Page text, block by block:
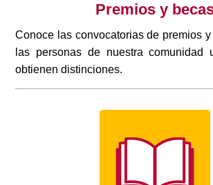
Premios y
Conoce las convocatorias de premios
las personas de nuestra comunidad
obtienen distinciones.